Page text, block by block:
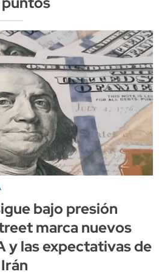
bajo presión
marca nuevos
y las expectativas de